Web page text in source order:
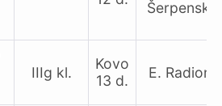
IIIg kl.
Kovo
13 d.
E.